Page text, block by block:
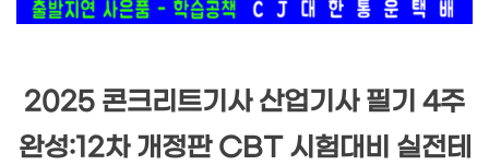
2025 콘크리트기사 산업기사 필기 4주
완성:12차 개정판 CBT 시험대비 실전테